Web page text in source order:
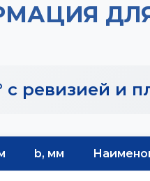
с ревизией и
b, мм